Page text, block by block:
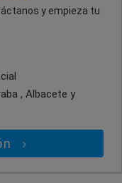
y empieza tu
, Albacete y